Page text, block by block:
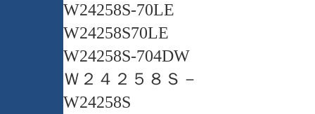
W24258S-70LE
W24258S70LE
W24258S-704DW
Ｗ２４２５８Ｓ－
W24258S